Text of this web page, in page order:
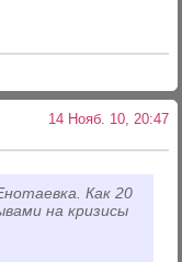
14 Нояб. 10, 20:47
Как 20
на кризисы